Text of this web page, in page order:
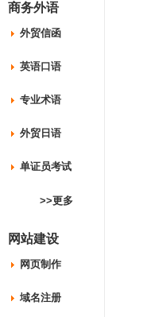
商务外语
外贸信函
英语口语
专业术语
外贸日语
单证员考试
>>更多
网站建设
网页制作
域名注册